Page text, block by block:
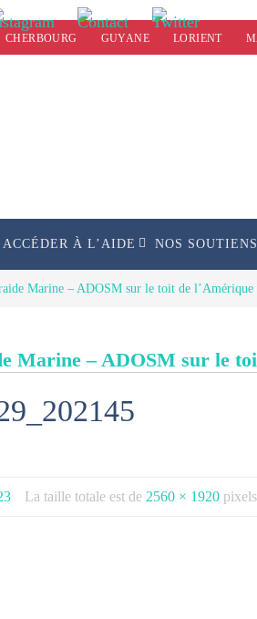
CHERBOURG GUYANE LORIENT
ACCÉDER À L’AIDE NOS SOUTIENS
Marine – ADOSM sur le toit de l’Amérique
Marine – ADOSM sur le
La taille totale est de 2560 × 1920pixels